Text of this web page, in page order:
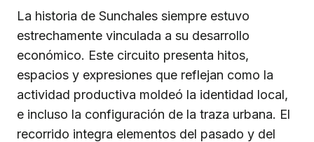
La historia de Sunchales siempre estuvo
estrechamente vinculada a su desarrollo
económico. Este circuito presenta hitos,
espacios y expresiones que reflejan como la
actividad productiva moldeó la identidad local,
e incluso la configuración de la traza urbana. El
recorrido integra elementos del pasado y del